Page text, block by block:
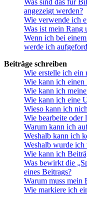
Was sind das für
angezeigt werden?
Wie verwende ich
Was ist mein Rang
Wenn ich bei
werde ich
Beiträge schreiben
Wie erstelle ich ein
Wie kann ich einen
Wie kann ich
Wie kann ich eine
Wieso kann ich
Wie bearbeite oder
Warum kann ich
Weshalb kann ich
Weshalb wurde ich
Wie kann ich
Was bewirkt die
eines Beitrags?
Warum muss mein
Wie markiere ich